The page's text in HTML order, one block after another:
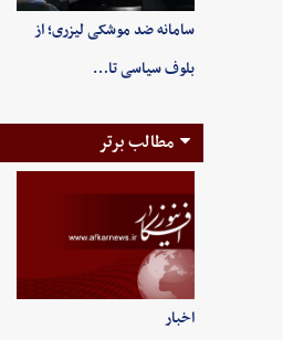
سامانه ضد موشکی لیزری؛ از
بلوف سیاسی تا…
مطالب برتر
اخبار